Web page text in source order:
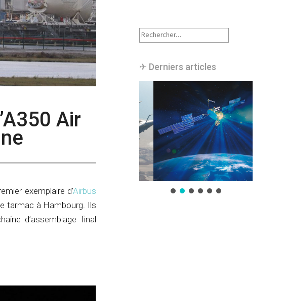
Air
exemplaire d’Airbus
tarmac à Hambourg. Ils
d’assemblage final
Rechercher :
✈︎ Derniers articles